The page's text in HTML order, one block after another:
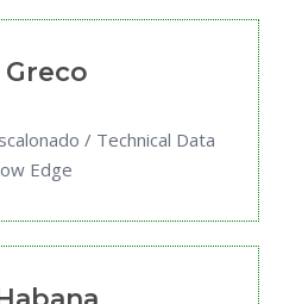
Greco
/ Technical Data
Edge